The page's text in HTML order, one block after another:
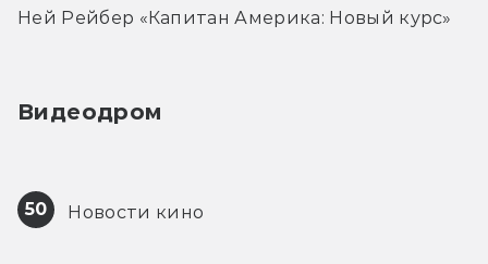
Ней Рейбер «Капитан Америка: Новый курс»
Видеодром
50 Новости кино